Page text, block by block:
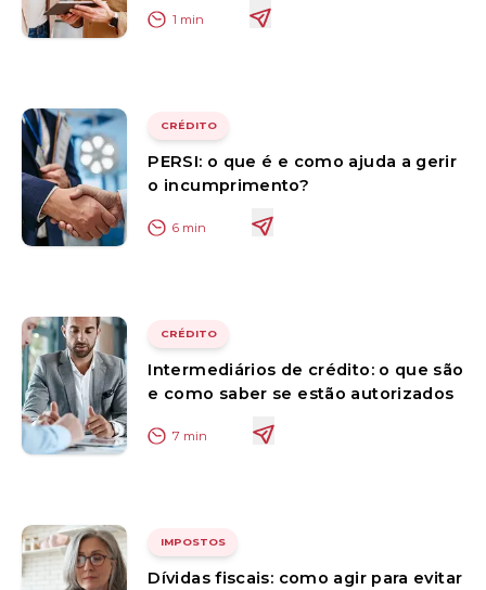
1 min
CRÉDITO
PERSI: o que é e como ajuda a gerir
o incumprimento?
6 min
CRÉDITO
Intermediários de crédito: o que são
e como saber se estão autorizados
7 min
IMPOSTOS
Dívidas fiscais: como agir para evitar